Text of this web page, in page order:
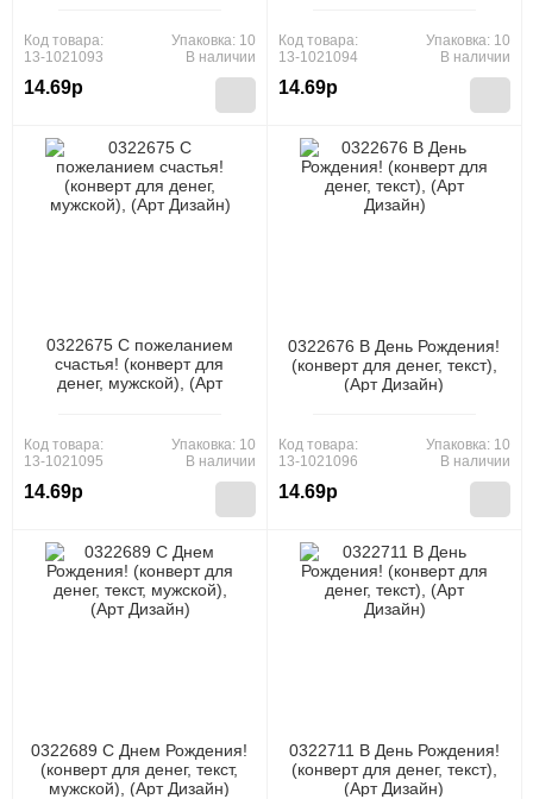
Код товара:
13-1021093
14.69р
Упаковка: 10
В наличии
Код товара:
13-1021094
14.69р
Упаковка: 10
В наличии
0322675 С пожеланием
счастья! (конверт для
денег, мужской), (Арт
Код товара:
13-1021095
14.69р
Упаковка: 10
В наличии
0322676 В День Рождения!
(конверт для денег, текст),
(Арт Дизайн)
Код товара:
13-1021096
14.69р
Упаковка: 10
В наличии
0322689 С Днем Рождения!
(конверт для денег, текст,
мужской), (Арт Дизайн)
0322711 В День Рождения!
(конверт для денег, текст),
(Арт Дизайн)